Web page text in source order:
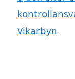
Vikarbyn